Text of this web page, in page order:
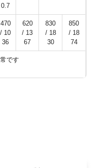
0.7
470
/ 10
36
620
/ 13
67
830
/ 18
30
850
/ 18
74
です